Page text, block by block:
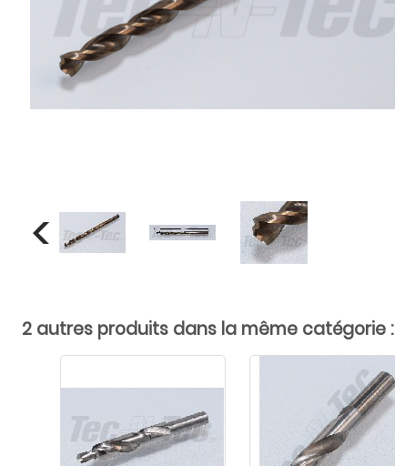
2 autres produits dans la même catégorie :